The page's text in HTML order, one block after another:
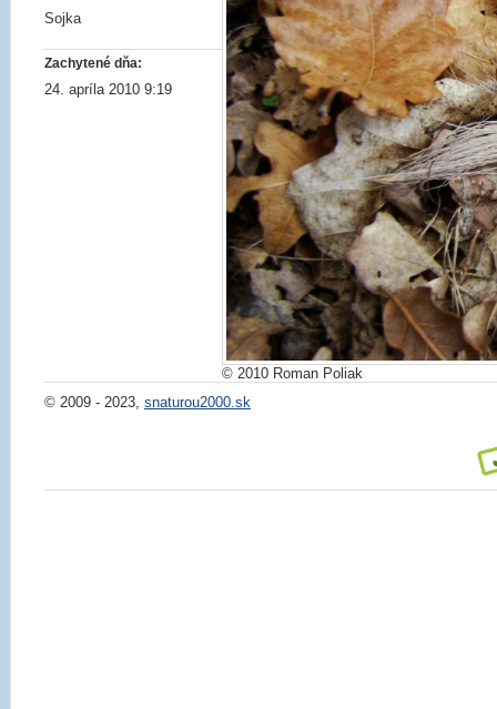
Sojka
Zachytené dňa:
24. apríla 2010 9:19
© 2010 Roman Poliak
© 2009 - 2023, snaturou2000.sk